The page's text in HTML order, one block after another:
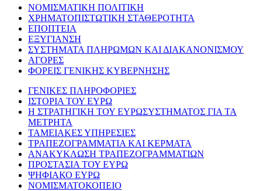
ΝΟΜΙΣΜΑΤΙΚΗ ΠΟΛΙΤΙΚΗ
ΧΡΗΜΑΤΟΠΙΣΤΩΤΙΚΗ ΣΤΑΘΕΡΟΤΗΤΑ
ΕΠΟΠΤΕΙΑ
ΕΞΥΓΙΑΝΣΗ
ΣΥΣΤΗΜΑΤΑ ΠΛΗΡΩΜΩΝ ΚΑΙ ΔΙΑΚΑΝΟΝΙΣΜΟΥ
ΑΓΟΡΕΣ
ΦΟΡΕΙΣ ΓΕΝΙΚΗΣ ΚΥΒΕΡΝΗΣΗΣ
ΓΕΝΙΚΕΣ ΠΛΗΡΟΦΟΡΙΕΣ
ΙΣΤΟΡΙΑ ΤΟΥ ΕΥΡΩ
Η ΣΤΡΑΤΗΓΙΚΗ ΤΟΥ ΕΥΡΩΣΥΣΤΗΜΑΤΟΣ ΓΙΑ ΤΑ
ΜΕΤΡΗΤΑ
ΤΑΜΕΙΑΚΕΣ ΥΠΗΡΕΣΙΕΣ
ΤΡΑΠΕΖΟΓΡΑΜΜΑΤΙΑ ΚΑΙ ΚΕΡΜΑΤΑ
ΑΝΑΚΥΚΛΩΣΗ ΤΡΑΠΕΖΟΓΡΑΜΜΑΤΙΩΝ
ΠΡΟΣΤΑΣΙΑ ΤΟΥ ΕΥΡΩ
ΨΗΦΙΑΚΟ ΕΥΡΩ
ΝΟΜΙΣΜΑΤΟΚΟΠΕΙΟ